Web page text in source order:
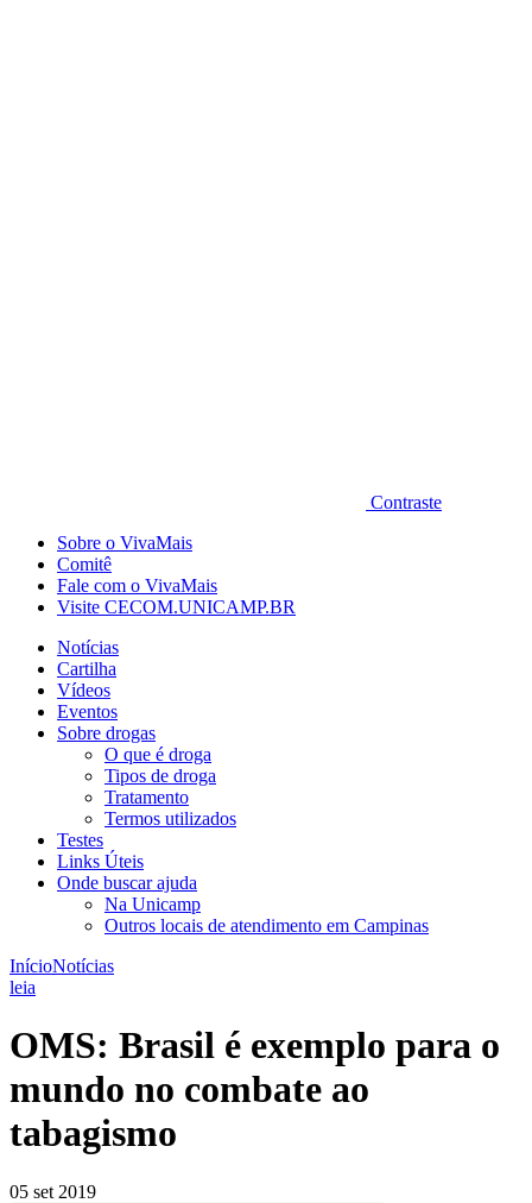
Contraste
Sobre o VivaMais
Comitê
Fale com o VivaMais
Visite CECOM.UNICAMP.BR
Notícias
Cartilha
Vídeos
Eventos
Sobre drogas
O que é droga
Tipos de droga
Tratamento
Termos utilizados
Testes
Links Úteis
Onde buscar ajuda
Na Unicamp
Outros locais de atendimento em Campinas
InícioNotícias
leia
OMS: Brasil é exemplo para o
mundo no combate ao
tabagismo
05 set 2019